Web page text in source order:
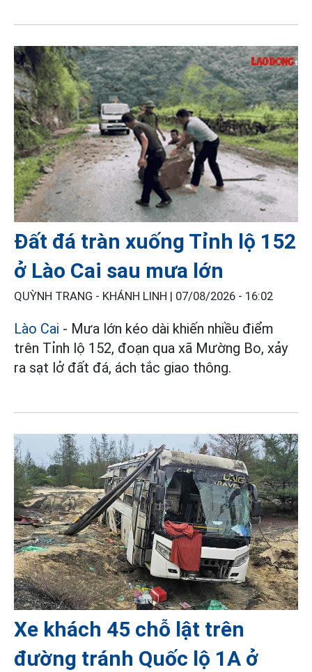
Đất đá tràn xuống Tỉnh lộ 152
ở Lào Cai sau mưa lớn
QUỲNH TRANG - KHÁNH LINH | 07/08/2026 - 16:02
Lào Cai - Mưa lớn kéo dài khiến nhiều điểm
trên Tỉnh lộ 152, đoạn qua xã Mường Bo, xảy
ra sạt lở đất đá, ách tắc giao thông.
Xe khách 45 chỗ lật trên
đường tránh Quốc lộ 1A ở